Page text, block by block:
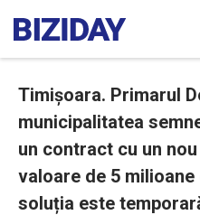
Timișoara. Primarul
municipalitatea
un contract cu un
valoare de 5
soluția este